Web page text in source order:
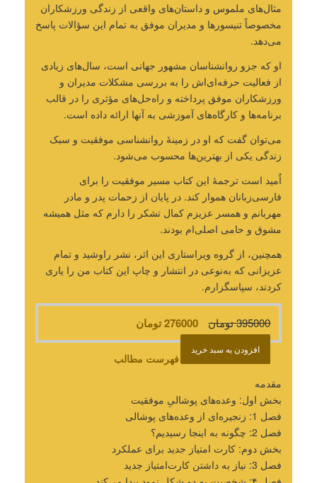
مثال‌های ملموس و داستان‌های واقعی از زندگی ورزشکاران
مخصوصاً تنیسورها و مدیران موفق به تمام این سؤالات پاسخ
می‌دهد.
او که جزو روانشناسان مشهور جهانی است، سال‌های زیادی
از فعالیت حرفه‌ای‌اش را به بررسی مشکلات مدیران و
ورزشکاران موفق پرداخته و راه‌حل‌های مؤثری را در قالب
برنامه‌ها و کارگاه‌های آموزشی به آنها ارائه داده است.
می‌توان گفت که او در زمینۀ روانشناسی موفقیت و سبک
زندگی یکی از بهترین‌ها محسوب می‌شود.
اُمید است ترجمۀ این کتاب مسیر موفقیت را برای
فارسی‌زبانان هموار کند. در پایان از زحمات پدر‌ و مادر
مهربانم و همسر عزیزم کمال تشکر را دارم که مثل همیشه
مشوق و حامی اصلی‌ام بودند.
همچنین، از گروه ویراستاری این اثر، نشر راوشید و تمام
عزیزانی که به‌نوعی در انتشار و چاپ این کتاب من را یاری
کردند، سپاسگزارم.
395000تومان 276000تومان
افزودن به سبد خرید
فهرست مطالب
مقدمه
بخش اول: وعده‌های پوشالیِ موفقیت
فصل 1: زنجیره‌ای از وعده‌های پوشالی
فصل 2: چگونه به اینجا رسیدیم؟
بخش دوم: کارت امتیاز جدید برای عملکرد
فصل 3: نیاز به داشتن کارت‌امتیاز جدید